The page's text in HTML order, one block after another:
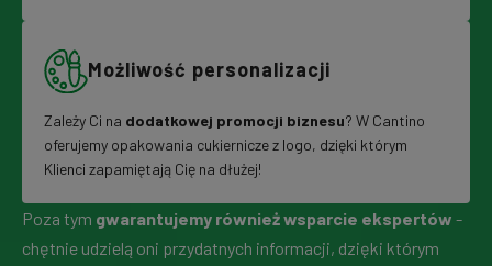
Możliwość personalizacji
Zależy Ci na dodatkowej promocji biznesu? W Cantino
oferujemy opakowania cukiernicze z logo, dzięki którym
Klienci zapamiętają Cię na dłużej!
Poza tym gwarantujemy również wsparcie ekspertów -
chętnie udzielą oni przydatnych informacji, dzięki którym